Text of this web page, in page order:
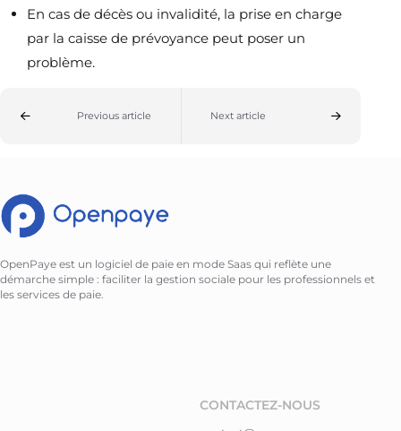
En cas de décès ou invalidité, la prise en charge
par la caisse de prévoyance peut poser un
problème.
Previous article Next article
OpenPaye est un logiciel de paie en mode Saas qui reflète une
démarche simple : faciliter la gestion sociale pour les professionnels et
les services de paie.
CONTACTEZ-NOUS